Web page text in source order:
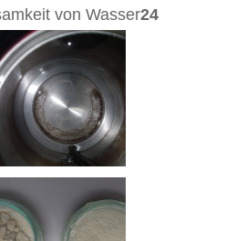
von Wasser24